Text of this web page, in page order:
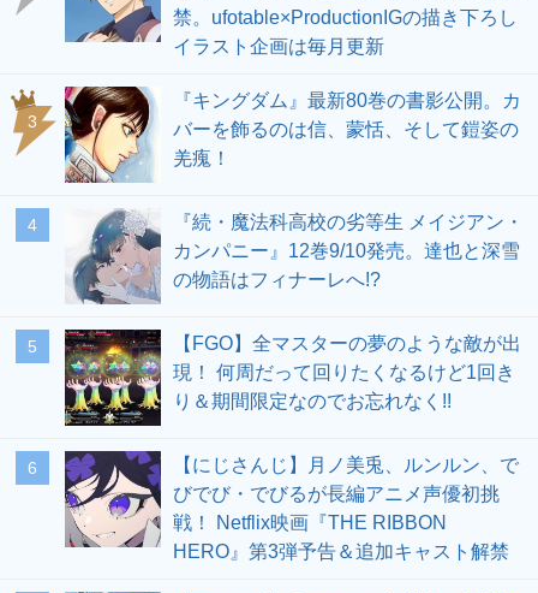
禁。ufotable×ProductionIGの描き下ろし
イラスト企画は毎月更新
3
『キングダム』最新80巻の書影公開。カ
バーを飾るのは信、蒙恬、そして鎧姿の
羌瘣！
4
『続・魔法科高校の劣等生 メイジアン・
カンパニー』12巻9/10発売。達也と深雪
の物語はフィナーレへ!?
5
【FGO】全マスターの夢のような敵が出
現！ 何周だって回りたくなるけど1回き
り＆期間限定なのでお忘れなく!!
6
【にじさんじ】月ノ美兎、ルンルン、で
びでび・でびるが長編アニメ声優初挑
戦！ Netflix映画『THE RIBBON
HERO』第3弾予告＆追加キャスト解禁